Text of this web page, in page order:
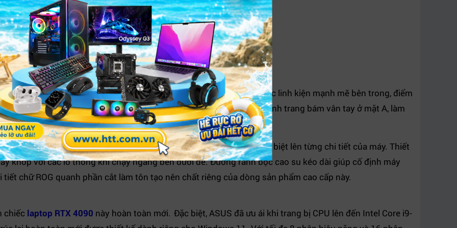
được trang bị một chiếu nghỉ trong suốt cho phép bạn quan sát các linh kiện mạnh mẽ bên trong, điểm
Strix SCAR được trang bị lớp phủ laser độc đáo giúp giảm tối đa tình trang bám vân tay ở mặt A, làm
ngoài.
lý thiết kế 360° của ROG mang những yếu tố tinh tế nhưng khác biệt lên từng chi tiết của máy. Thiết
khớp với các lỗ thông khí chạy ngang bên dưới đế. Đường rãnh bọc cao su kéo dài giúp cố định máy
chữ ROG quanh phần cắt làm tôn tạo nên chất riêng của dòng sản phẩm cao cấp này.
chiếc laptop RTX 4090 này hoàn toàn mới. Đặc biệt, ASUS đã ưu ái khi trang bị CPU lên đến Intel Core i9-